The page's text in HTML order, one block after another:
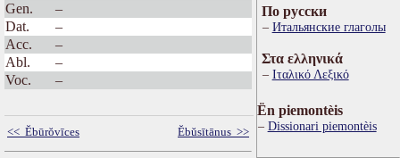
Gen.
–
Dat.
–
Acc.
–
Abl.
–
Voc.
–
<< Ĕbūrŏvīces Ĕbŭsītānus >>
По русски
Итальянские глаголы
Στα ελληνικά
Ιταλικό Λεξικό
Ën piemontèis
Dissionari piemontèis